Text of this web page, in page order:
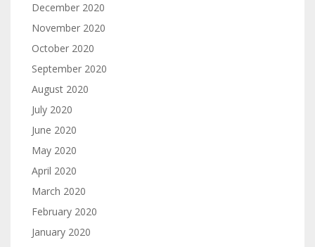
December 2020
November 2020
October 2020
September 2020
August 2020
July 2020
June 2020
May 2020
April 2020
March 2020
February 2020
January 2020